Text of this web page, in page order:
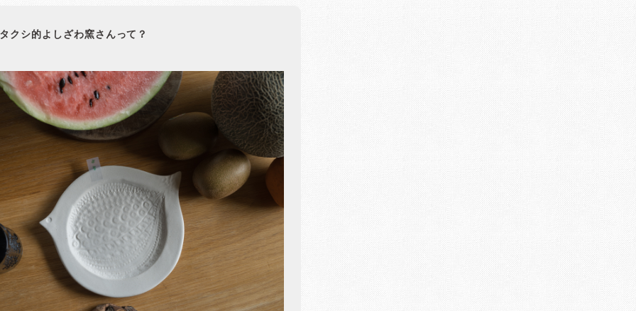
クシ的よしざわ窯さんって？